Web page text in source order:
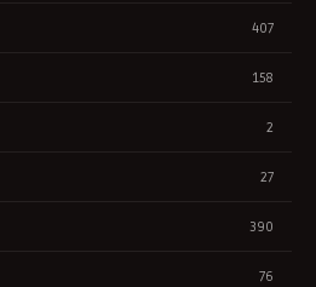
407
158
2
27
390
76